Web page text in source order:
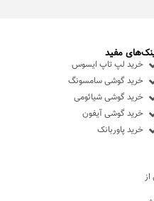
مفید
خرید لپ تاپ ایسوس
خرید گوشی سامسونگ
خرید گوشی شیائومی
خرید گوشی آیفون
خرید پاوربانک